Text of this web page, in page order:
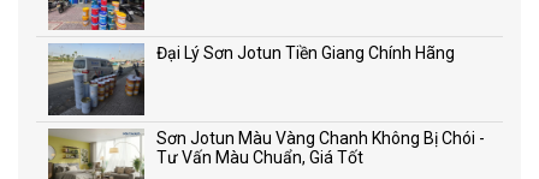
Đại Lý Sơn Jotun Tiền Giang Chính Hãng
Sơn Jotun Màu Vàng Chanh Không Bị Chói -
Tư Vấn Màu Chuẩn, Giá Tốt